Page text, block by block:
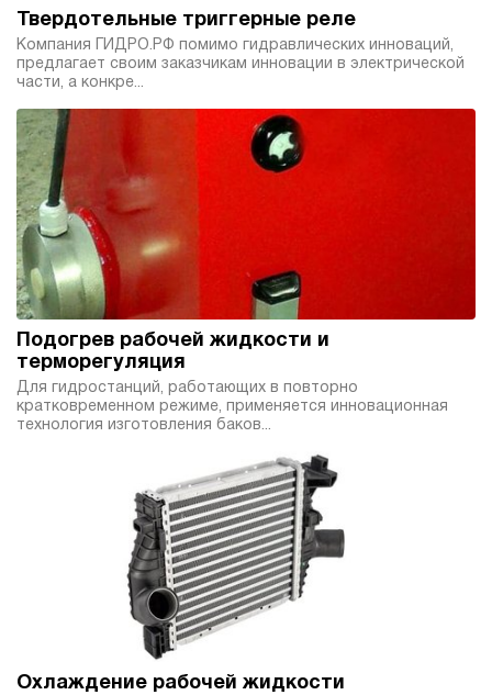
Твердотельные триггерные реле
Компания ГИДРО.РФ помимо гидравлических инноваций,
предлагает своим заказчикам инновации в электрической
части, а конкре...
Подогрев рабочей жидкости и
терморегуляция
Для гидростанций, работающих в повторно
кратковременном режиме, применяется инновационная
технология изготовления баков...
Охлаждение рабочей жидкости